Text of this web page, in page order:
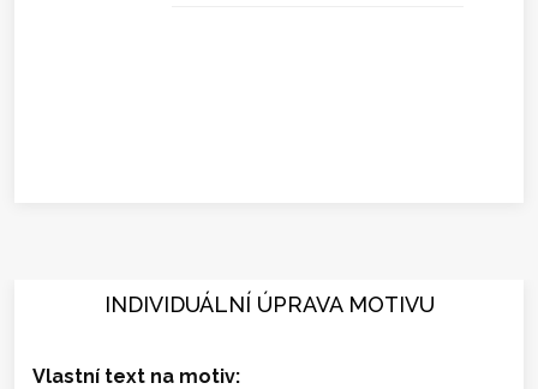
INDIVIDUÁLNÍ ÚPRAVA MOTIVU
Vlastní text na motiv: